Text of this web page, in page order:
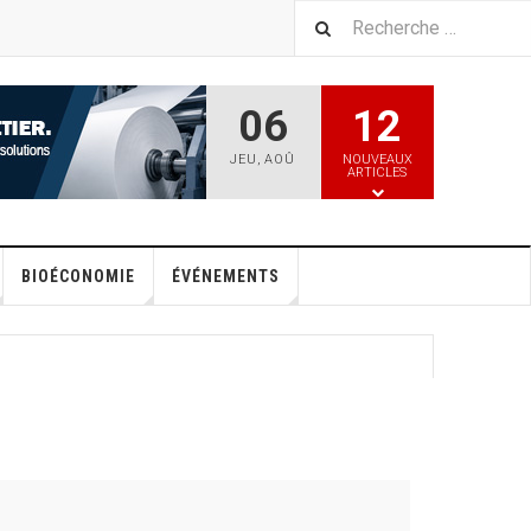
06
JEU ,AOÛ
12
NOUVEAUX
ARTICLES
BIOÉCONOMIE ÉVÉNEMENTS